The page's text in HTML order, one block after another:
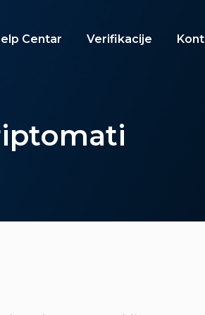
Centar Verifikacije